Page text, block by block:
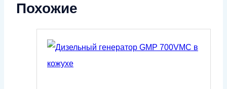
Похожие